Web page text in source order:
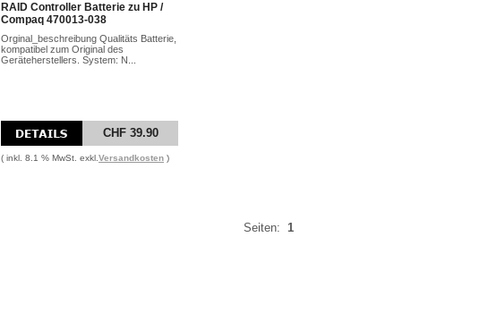
RAID Controller Batterie zu HP /
Compaq 470013-038
Orginal_beschreibung Qualitäts Batterie,
kompatibel zum Original des
Geräteherstellers. System: N...
CHF 39.90
( inkl. 8.1 % MwSt. exkl. Versandkosten )
Seiten: 1